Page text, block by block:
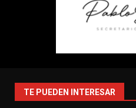
TE PUEDEN INTERESAR